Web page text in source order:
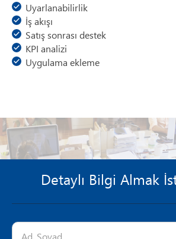
Uyarlanabilirlik
İş akışı
Satış sonrası destek
KPI analizi
Uygulama ekleme
Detaylı Bilgi Almak